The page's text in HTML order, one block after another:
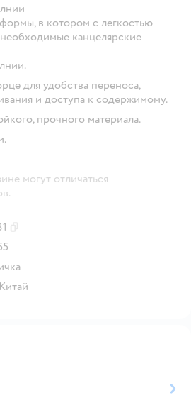
в котором с легкостью
канцелярские
для удобства переноса,
и доступа к содержимому.
прочного материала.
могут отличаться
Китай